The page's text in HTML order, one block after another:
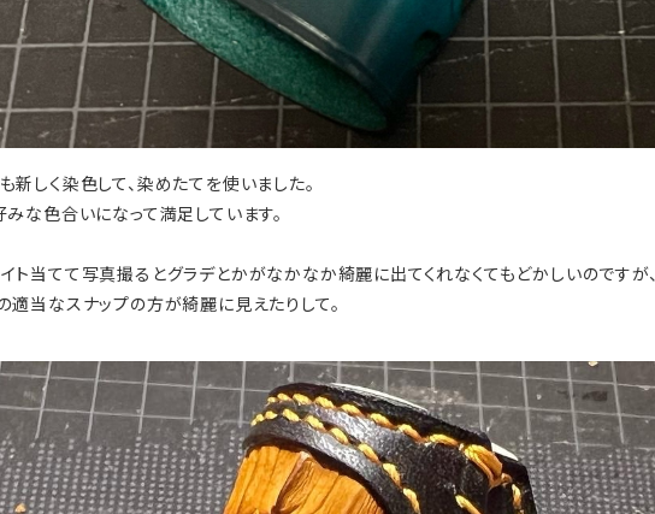
新しく染色して、染めたてを使いました。
みな色合いになって満足しています。
ト当てて写真撮るとグラデとかがなかなか綺麗に出てくれなくてもどかしいのですが、
適当なスナップの方が綺麗に見えたりして。